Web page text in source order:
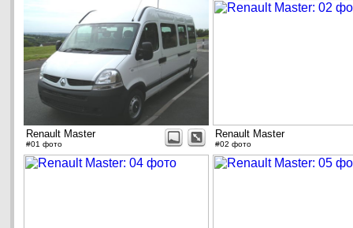
Renault Master
#01 фото
Renault Master
#02 фото